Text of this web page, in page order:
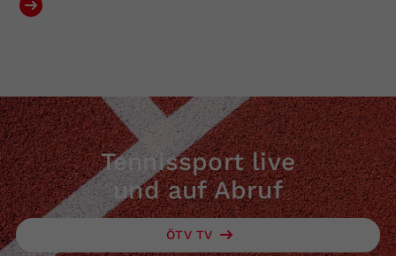
Tennissport live
und auf Abruf
ÖTV TV